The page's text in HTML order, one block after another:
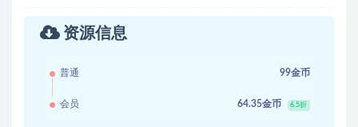
资源信息
普通 99金币
会员 64.35金币 6.5折